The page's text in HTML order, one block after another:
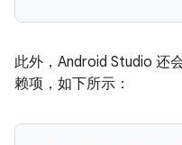
此外，Android Studio 还
赖项，如下所示：